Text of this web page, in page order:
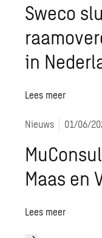
Sweco
in
Lees meer
Nieuws 01/06/
Maas en
Lees meer